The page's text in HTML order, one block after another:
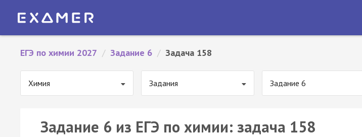
ЕГЭ по химии 2027 / Задание 6 / Задача 158
Химия Задания Задание 6
Задание 6 из ЕГЭ по химии: задача 158